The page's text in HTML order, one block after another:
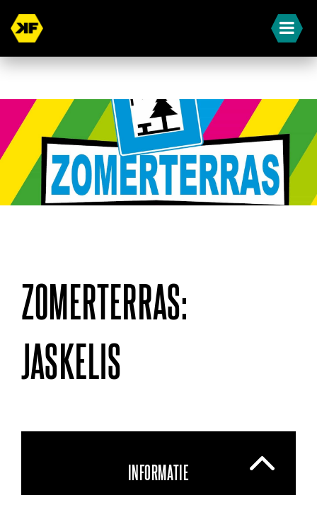
ZOMERTERRAS:
JASKELIS
INFORMATIE